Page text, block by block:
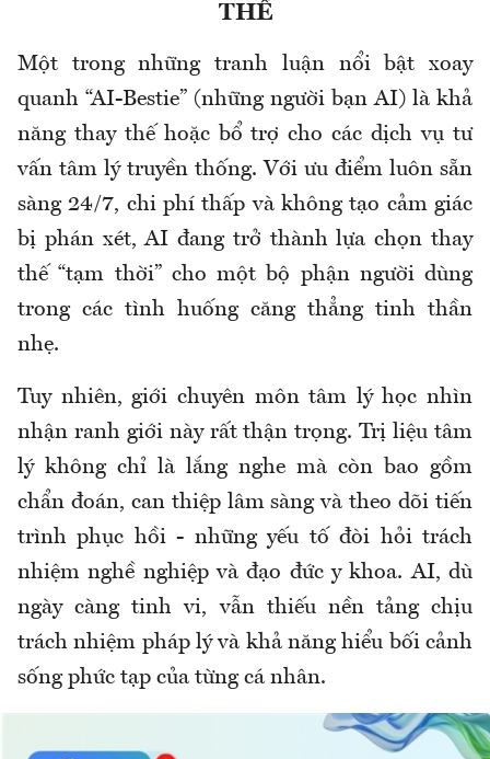
THẾ
Một trong những tranh luận nổi bật xoay
quanh “AI-Bestie” (những người bạn AI) là khả
năng thay thế hoặc bổ trợ cho các dịch vụ tư
vấn tâm lý truyền thống. Với ưu điểm luôn sẵn
sàng 24/7, chi phí thấp và không tạo cảm giác
bị phán xét, AI đang trở thành lựa chọn thay
thế “tạm thời” cho một bộ phận người dùng
trong các tình huống căng thẳng tinh thần
nhẹ.
Tuy nhiên, giới chuyên môn tâm lý học nhìn
nhận ranh giới này rất thận trọng. Trị liệu tâm
lý không chỉ là lắng nghe mà còn bao gồm
chẩn đoán, can thiệp lâm sàng và theo dõi tiến
trình phục hồi - những yếu tố đòi hỏi trách
nhiệm nghề nghiệp và đạo đức y khoa. AI, dù
ngày càng tinh vi, vẫn thiếu nền tảng chịu
trách nhiệm pháp lý và khả năng hiểu bối cảnh
sống phức tạp của từng cá nhân.